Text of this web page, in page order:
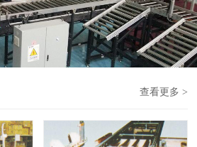
查看更多 >